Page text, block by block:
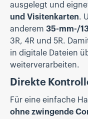
ausgelegt und
und Visitenkarten.
anderem 35-mm-/
3R, 4R und 5R.
in digitale Dateien
weiterverarbeiten.
Direkte
Für eine einfache
ohne zwingende